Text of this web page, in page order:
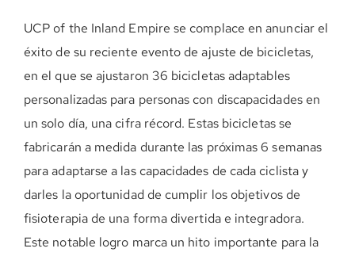
Soporte UCPIE
Recursos
DONE AHORA
UCP of the Inland Empire se complace en anunciar el
éxito de su reciente evento de ajuste de bicicletas,
en el que se ajustaron 36 bicicletas adaptables
personalizadas para personas con discapacidades en
un solo día, una cifra récord. Estas bicicletas se
fabricarán a medida durante las próximas 6 semanas
para adaptarse a las capacidades de cada ciclista y
darles la oportunidad de cumplir los objetivos de
fisioterapia de una forma divertida e integradora.
Este notable logro marca un hito importante para la